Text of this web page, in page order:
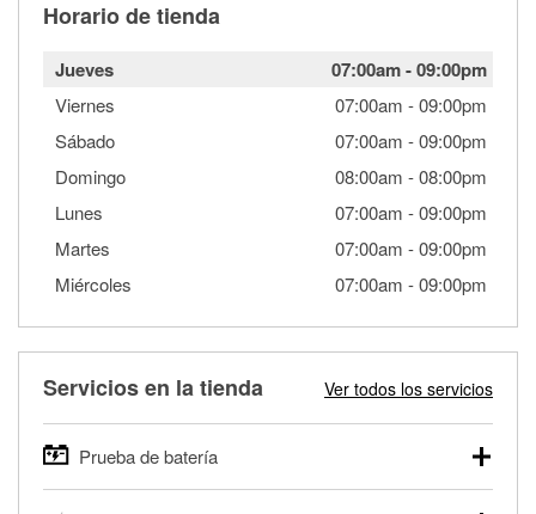
Horario de tienda
Jueves 07:00am-09:00pm
Viernes 07:00am -09:00pm
Sábado
07:00am -09:00pm
Domingo
08:00am -08:00pm
Lunes
07:00am -09:00pm
Martes
07:00am -09:00pm
Miércoles
07:00am -09:00pm
Servicios en la tienda Ver todos los servicios
Prueba de batería